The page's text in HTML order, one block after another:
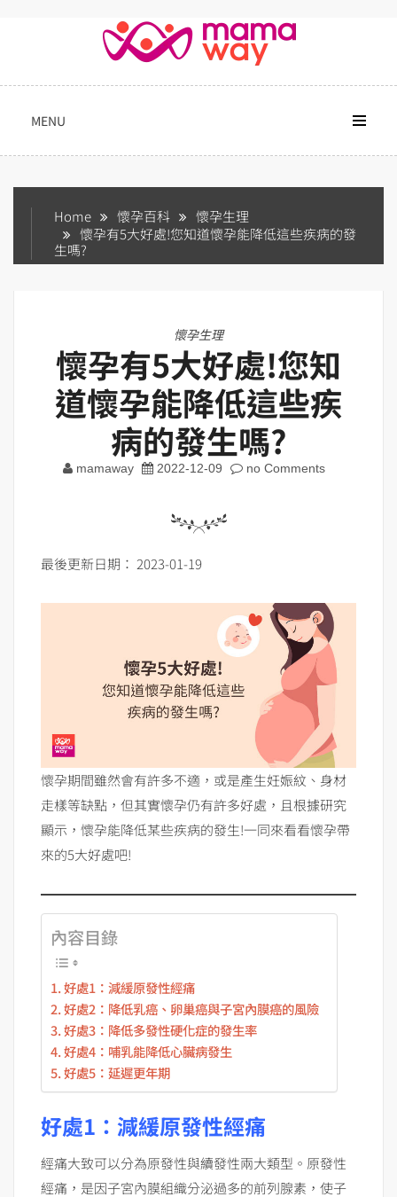
MENU
Home 懷孕百科
懷孕生理
懷孕有5大好處!您知道懷孕能降低這些疾病的發
生嗎?
懷孕生理
懷孕有5大好處!您知
道懷孕能降低這些疾
病的發生嗎?
mamaway 2022-12-09 no Comments
最後更新日期： 2023-01-19
懷孕期間雖然會有許多不適，或是產生妊娠紋、身材
走樣等缺點，但其實懷孕仍有許多好處，且根據研究
顯示，懷孕能降低某些疾病的發生!一同來看看懷孕帶
來的5大好處吧!
內容目錄
好處1：減緩原發性經痛
好處2：降低乳癌、卵巢癌與子宮內膜癌的風險
好處3：降低多發性硬化症的發生率
好處4：哺乳能降低心臟病發生
好處5：延遲更年期
好處1：減緩原發性經痛
經痛大致可以分為原發性與續發性兩大類型。原發性
經痛，是因子宮內膜組織分泌過多的前列腺素，使子